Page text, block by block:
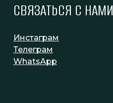
СВЯЗАТЬСЯ С НАМИ
Инстаграм
Телеграм
WhatsApp